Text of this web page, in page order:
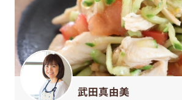
武田真由美